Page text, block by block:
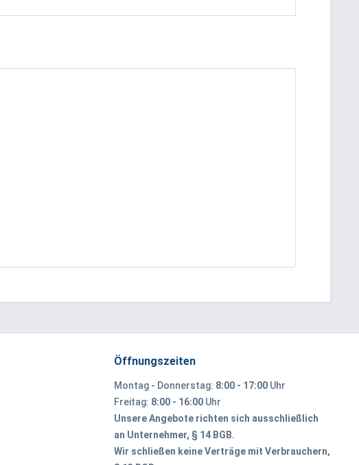
Öffnungszeiten
Montag - Donnerstag: 8:00 - 17:00 Uhr
Freitag: 8:00 - 16:00 Uhr
Unsere Angebote richten sich ausschließlich
an Unternehmer, § 14 BGB.
Wir schließen keine Verträge mit Verbrauchern,